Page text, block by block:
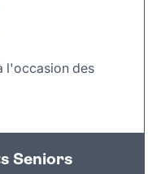
l'occasion des
Seniors